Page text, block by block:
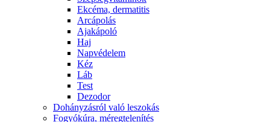
Ekcéma, dermatitis
Arcápolás
Ajakápoló
Haj
Napvédelem
Kéz
Láb
Test
Dezodor
Dohányzásról való leszokás
Fogyókúra, méregtelenítés